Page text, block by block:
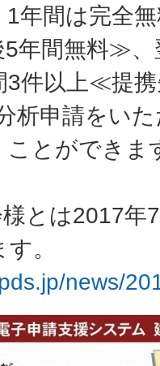
1年間は完全
年間無料≫
3件以上≪提
析申請をい
ことができま
とは2017年
。
news/